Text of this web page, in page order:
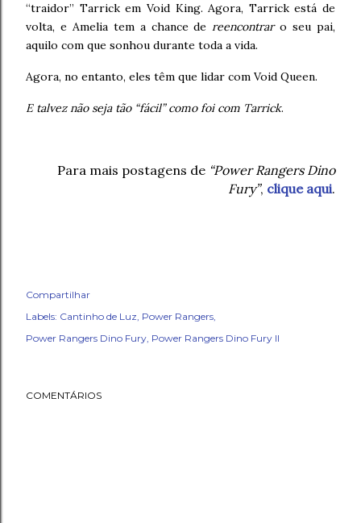
“traidor” Tarrick em Void King. Agora, Tarrick está de
volta, e Amelia tem a chance dereencontraro seu pai,
aquilo com que sonhou durante toda a vida.
Agora, no entanto, eles têm que lidar com Void Queen.
E talvez não seja tão “fácil” como foi com Tarrick.
Para mais postagens de “Power Rangers Dino
Fury”, clique aqui.
Compartilhar
Labels: Cantinho de Luz Power Rangers
Power Rangers Dino Fury Power Rangers Dino Fury II
COMENTÁRIOS